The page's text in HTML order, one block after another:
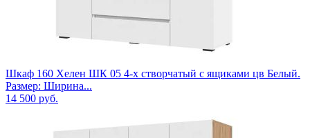
Шкаф 160 Хелен ШК 05 4-х створчатый с ящиками цв Белый.
Размер: Ширина...
14 500 руб.